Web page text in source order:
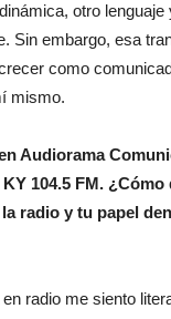
otro lenguaje
Sin embargo, esa
como
mismo.
Audiorama
104.5 FM. ¿Cómo
radio y tu papel
radio me siento